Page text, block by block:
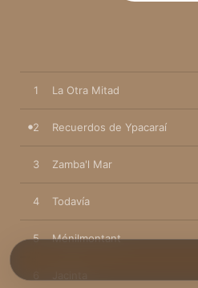
1 La Otra Mitad
2 Recuerdos de Ypacaraí
3 Zamba'l Mar
4 Todavía
5 Ménilmontant